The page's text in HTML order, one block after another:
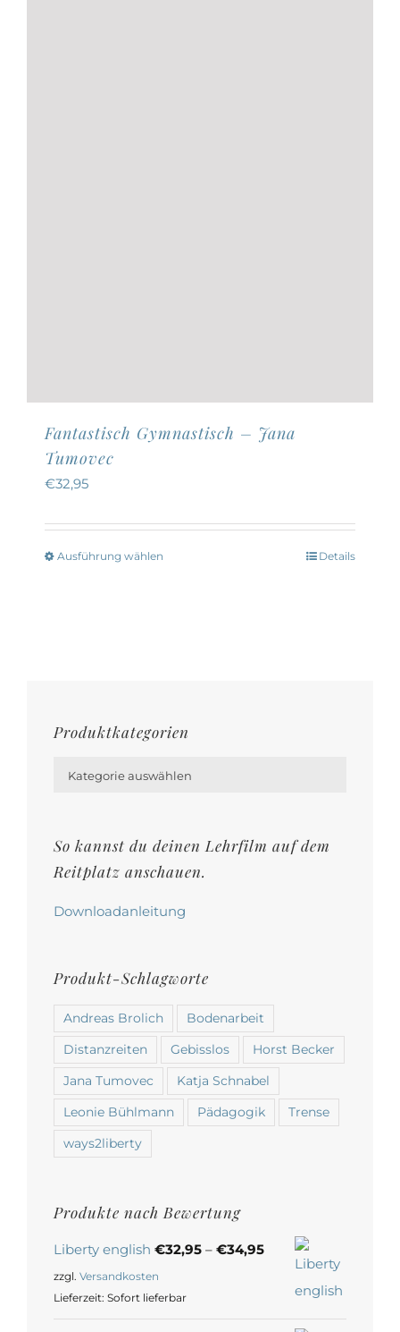
Fantastisch Gymnastisch – Jana
Tumovec
€32,95
Ausführung wählen
können
Produktseite
gewählt
werden
Details
Produktkategorien
Kategorie auswählen
So kannst du deinen Lehrfilm auf dem
Reitplatz anschauen.
Downloadanleitung
Produkt-Schlagworte
Andreas Brolich Bodenarbeit
Distanzreiten Gebisslos Horst Becker
Jana Tumovec Katja Schnabel
Leonie Bühlmann Pädagogik Trense
ways2liberty
Produkte nach Bewertung
Liberty english €32,95 – €34,95
zzgl. Versandkosten
Lieferzeit: Sofort lieferbar